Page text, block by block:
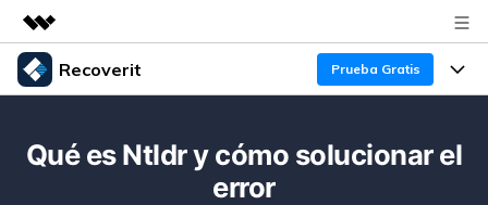
Productos destacados
Utilidades
Empresas
Recoverit Prueba Gratis
Qué es Ntldr y cómo solucionar el
error